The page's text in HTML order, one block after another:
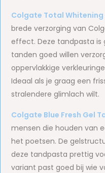
Colgate Total
brede verzorging van
effect. Deze tandpasta is
tanden goed willen
oppervlakkige
Ideaal als je graag een
stralendere glimlach wilt.
Colgate Blue Fresh Gel
mensen die houden van
het poetsen. De
deze tandpasta prettig
variant past goed bij wie